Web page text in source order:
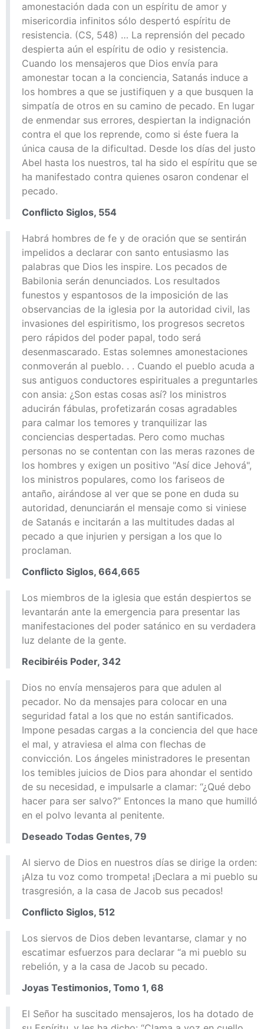
amonestación dada con un espíritu de amor y
misericordia infinitos sólo despertó espíritu de
resistencia. (CS, 548) … La reprensión del pecado
despierta aún el espíritu de odio y resistencia.
Cuando los mensajeros que Dios envía para
amonestar tocan a la conciencia, Satanás induce a
los hombres a que se justifiquen y a que busquen la
simpatía de otros en su camino de pecado. En lugar
de enmendar sus errores, despiertan la indignación
contra el que los reprende, como si éste fuera la
única causa de la dificultad. Desde los días del justo
Abel hasta los nuestros, tal ha sido el espíritu que se
ha manifestado contra quienes osaron condenar el
pecado.
Conflicto Siglos, 554
Habrá hombres de fe y de oración que se sentirán
impelidos a declarar con santo entusiasmo las
palabras que Dios les inspire. Los pecados de
Babilonia serán denunciados. Los resultados
funestos y espantosos de la imposición de las
observancias de la iglesia por la autoridad civil, las
invasiones del espiritismo, los progresos secretos
pero rápidos del poder papal, todo será
desenmascarado. Estas solemnes amonestaciones
conmoverán al pueblo. . . Cuando el pueblo acuda a
sus antiguos conductores espirituales a preguntarles
con ansia: ¿Son estas cosas así? los ministros
aducirán fábulas, profetizarán cosas agradables
para calmar los temores y tranquilizar las
conciencias despertadas. Pero como muchas
personas no se contentan con las meras razones de
los hombres y exigen un positivo "Así dice Jehová",
los ministros populares, como los fariseos de
antaño, airándose al ver que se pone en duda su
autoridad, denunciarán el mensaje como si viniese
de Satanás e incitarán a las multitudes dadas al
pecado a que injurien y persigan a los que lo
proclaman.
Conflicto Siglos, 664,665
Los miembros de la iglesia que están despiertos se
levantarán ante la emergencia para presentar las
manifestaciones del poder satánico en su verdadera
luz delante de la gente.
Recibiréis Poder, 342
Dios no envía mensajeros para que adulen al
pecador. No da mensajes para colocar en una
seguridad fatal a los que no están santificados.
Impone pesadas cargas a la conciencia del que hace
el mal, y atraviesa el alma con flechas de
convicción. Los ángeles ministradores le presentan
los temibles juicios de Dios para ahondar el sentido
de su necesidad, e impulsarle a clamar: “¿Qué debo
hacer para ser salvo?” Entonces la mano que humilló
en el polvo levanta al penitente.
Deseado Todas Gentes, 79
Al siervo de Dios en nuestros días se dirige la orden:
¡Alza tu voz como trompeta! ¡Declara a mi pueblo su
trasgresión, a la casa de Jacob sus pecados!
Conflicto Siglos, 512
Los siervos de Dios deben levantarse, clamar y no
escatimar esfuerzos para declarar “a mi pueblo su
rebelión, y a la casa de Jacob su pecado.
Joyas Testimonios, Tomo 1, 68
El Señor ha suscitado mensajeros, los ha dotado de